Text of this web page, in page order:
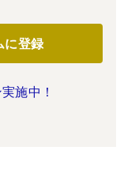
に登録
施中！